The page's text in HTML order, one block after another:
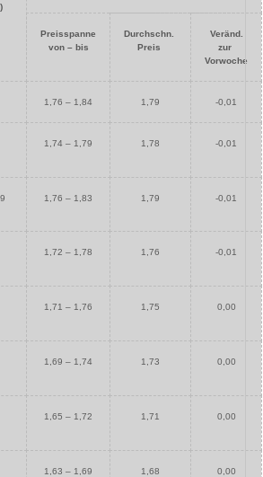
Preisspanne
von – bis
Durchschn.
Preis
Veränd.
zur
Vorwoche
1,76 – 1,84 1,79 -0,01
1,74 – 1,79 1,78 -0,01
1,76 – 1,83 1,79 -0,01
1,72 – 1,78 1,76 -0,01
1,71 – 1,76 1,75 0,00
1,69 – 1,74 1,73 0,00
1,65 – 1,72 1,71 0,00
1,63 – 1,69 1,68 0,00